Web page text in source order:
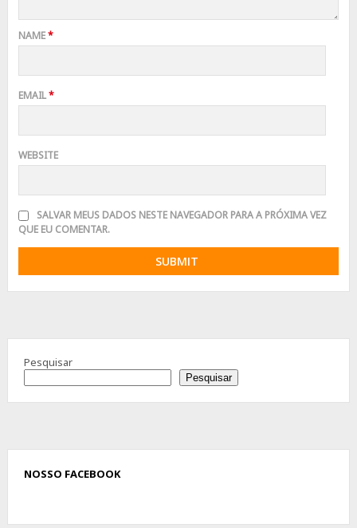
NAME*
EMAIL*
WEBSITE
SALVAR MEUS DADOS NESTE NAVEGADOR PARA A PRÓXIMA VEZ
QUE EU COMENTAR.
Pesquisar
Pesquisar
NOSSO FACEBOOK